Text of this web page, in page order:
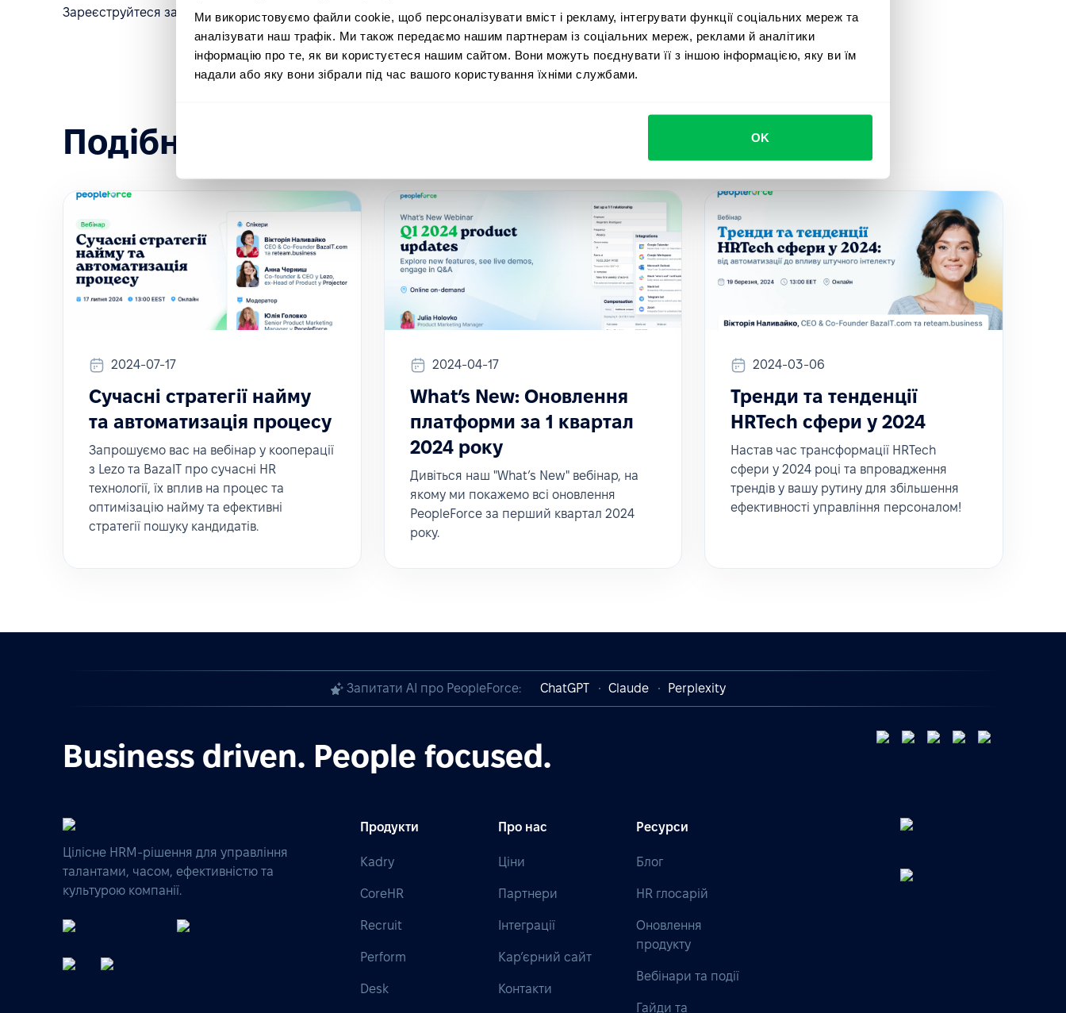
Ми використовуємо файли cookie, щоб персоналізувати вміст і рекламу, інтегрувати функції соціальних мереж та
аналізувати наш трафік. Ми також передаємо нашим партнерам із соціальних мереж, реклами й аналітики
інформацію про те, як ви користуєтеся нашим сайтом. Вони можуть поєднувати її з іншою інформацією, яку ви їм
надали або яку вони зібрали під час вашого користування їхніми службами.
OK
Зареєструйтеся зараз!
Подібні події
2024-07-17
Сучасні стратегії найму
та автоматизація процесу
Запрошуємо вас на вебінар у кооперації
з Lezo та BazaIT про сучасні HR
технології, їх вплив на процес та
оптимізацію найму та ефективні
стратегії пошуку кандидатів.
2024-04-17
What’s New: Оновлення
платформи за 1 квартал
2024 року
Дивіться наш "What’s New" вебінар, на
якому ми покажемо всі оновлення
PeopleForce за перший квартал 2024
року.
2024-03-06
Тренди та тенденції
HRTech сфери у 2024
Настав час трансформації HRTech
сфери у 2024 році та впровадження
трендів у вашу рутину для збільшення
ефективності управління персоналом!
Запитати AI про PeopleForce: ChatGPT Claude Perplexity
Business driven. People focused.
Цілісне HRM-рішення для управління
талантами, часом, ефективністю та
культурою компанії.
Продукти
Kadry
CoreHR
Recruit
Perform
Desk
Про нас
Ціни
Партнери
Інтеграції
Кар’єрний сайт
Контакти
Ресурси
Блог
HR глосарій
Оновлення
продукту
Вебінари та події
Гайди та